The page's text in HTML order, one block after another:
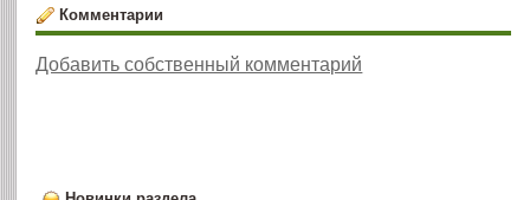
Комментарии
Добавить собственный комментарий